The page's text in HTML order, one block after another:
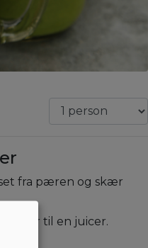
fra pæren og skær
til en juicer.